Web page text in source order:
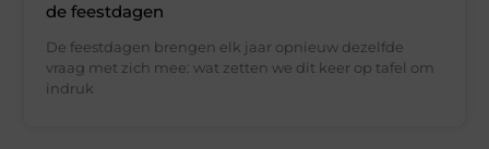
de feestdagen
De feestdagen brengen elk jaar opnieuw dezelfde
vraag met zich mee: wat zetten we dit keer op tafel om
indruk